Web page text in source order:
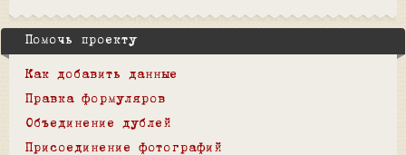
Помочь проекту
Как добавить данные
Правка формуляров
Объединение дублей
Присоединение фотографий